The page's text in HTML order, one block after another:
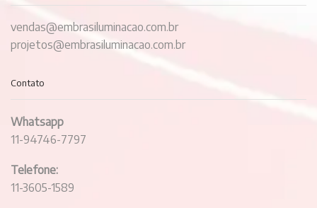
vendas@embrasiluminacao.com.br
projetos@embrasiluminacao.com.br
Contato
Whatsapp
11-94746-7797
Telefone:
11-3605-1589